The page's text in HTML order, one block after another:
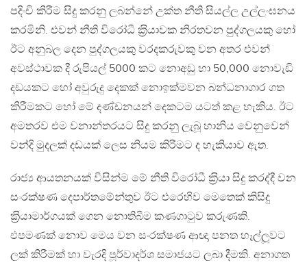
පදිංචි කිරීම සිදු කරනු ලබන්නේ උක්ත නීති සියල්ල උල්ලංඝනය
කරමිනි. එවන් නීති විරෝධී ක‍්‍රියාවක නිරතවන පුද්ගලයකු හෝ
ඊට අනුබල දෙන පුද්ගලයකු වරදකරුවකු වන අතර එවන්
අවස්ථාවක දී රුපියල් 5000 කට නොඅඩු හා 50,000 නොවැඩි
දඩයකට හෝ අවුරුදු දෙකක් නොඉක්මවන බන්ධනාගාර ගත
කිරීමකට හෝ මේ දණ්ඩනයන් දෙකටම යටත් කළ හැකිය. ඊට
අමතරව එම වනාන්තරයට සිදු කරනු ලැබූ හානිය වෙනුවෙන්
වන්දි මුදලක් දඩයක් ලෙස නියම කිරීමට ද හැකියාව ඇත.
රාජ්‍ය ආයතනයක් විසින්ම මේ නීති විරෝධී ක‍්‍රියා සිදු කරද්දී වන
සංරක්ෂණ දෙපාර්තමේන්තුව ඊට එරෙහිව මෙතෙක් කිසිදු
ක‍්‍රියාමාර්ගයක් ගෙන නොතිබීම කණගාටුව කරුණකි.
එපමණක් නොව මෙය වන සංරක්ෂණ ආඥා පනත හෑල්ලූවට
ලක් කිරීමක් හා වැරදි පූර්වාදර්ශ සමාජයට ලබා දීමකි. අනාගත